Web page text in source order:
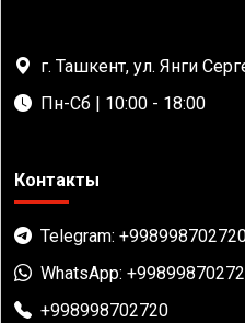
г. Ташкент, ул. Янги
Пн-Сб | 10:00 - 18:00
Контакты
Telegram:
WhatsApp:
+998998702720